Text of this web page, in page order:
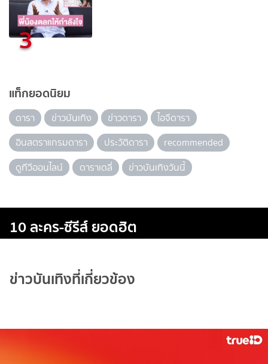
3
แท็กยอดนิยม
ดารา ข่าวบันเทิง ข่าวดารา
ไอจีดารา
อินสตราแกรมดารา
ประวัติดารา
recommended
ดูทีวีออนไลน์
ดาราเดลี่ ข่าวบันเทิงวันนี้
10 ละคร-ซีรีส์ ยอดฮิต
ข่าวบันเทิงที่เกี่ยวข้อง